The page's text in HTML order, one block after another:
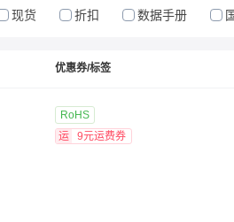
现货 折扣 数据手册
优惠券/标签
RoHS
运
9元运费券